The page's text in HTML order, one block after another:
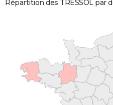
Répartition des TRESSOL par